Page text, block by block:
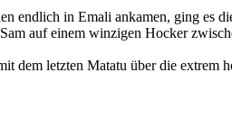
endlich in Emali ankamen, ging es
auf einem winzigen Hocker
dem letzten Matatu über die extrem